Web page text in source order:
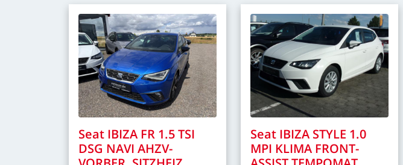
Seat IBIZA FR 1.5TSI
DSG NAVI AHZV-
Seat IBIZA STYLE 1.0
MPI KLIMA FRONT-